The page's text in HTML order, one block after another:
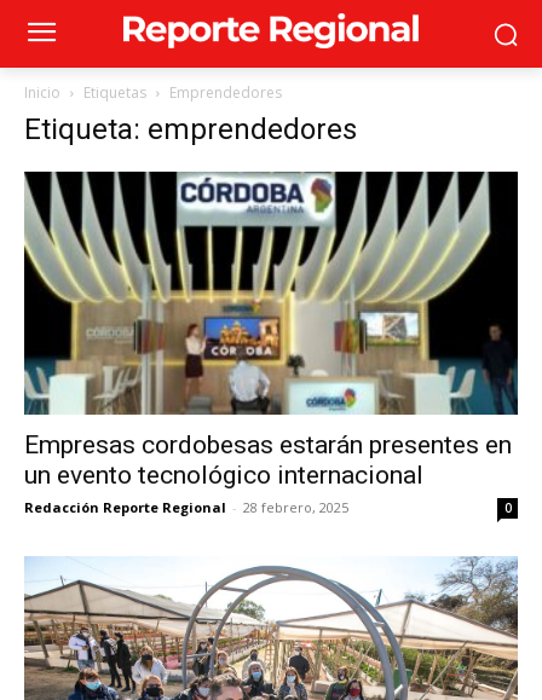
Inicio Etiquetas Emprendedores
Etiqueta: emprendedores
Empresas cordobesas estarán presentes en
un evento tecnológico internacional
Redacción Reporte Regional - 28 febrero, 2025 0